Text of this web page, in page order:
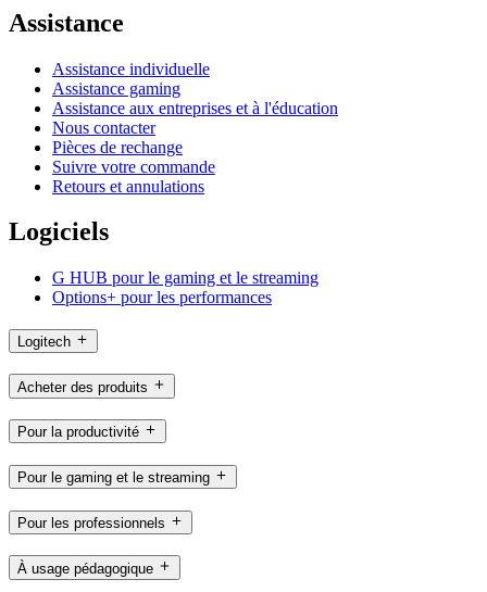
Assistance
Assistance individuelle
Assistance gaming
Assistance aux entreprises et à l'éducation
Nous contacter
Pièces de rechange
Suivre votre commande
Retours et annulations
Logiciels
G HUB pour le gaming et le streaming
Options+ pour les performances
Logitech
Acheter des produits
Pour la productivité
Pour le gaming et le streaming
Pour les professionnels
À usage pédagogique